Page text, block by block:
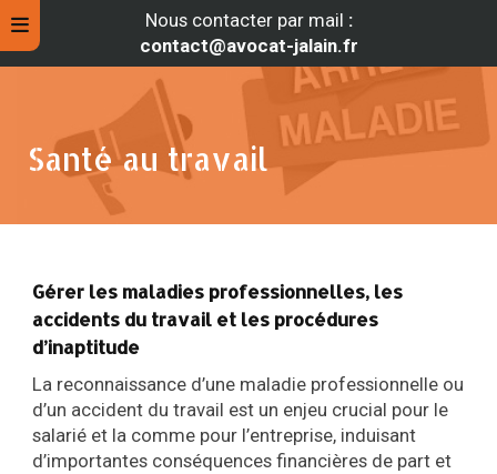
Nous contacter par mail :
contact@avocat-jalain.fr
Santé au travail
Gérer les maladies professionnelles, les
accidents du travail et les procédures
d’inaptitude
La reconnaissance d’une maladie professionnelle ou
d’un accident du travail est un enjeu crucial pour le
salarié et la comme pour l’entreprise, induisant
d’importantes conséquences financières de part et